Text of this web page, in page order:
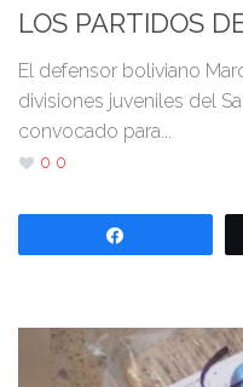
LOS PARTIDOS
El defensor boliviano
divisiones juveniles del
convocado para...
0 0